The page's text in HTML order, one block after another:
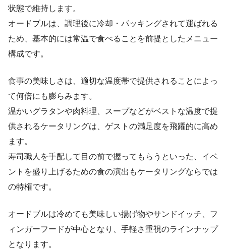
状態で維持します。
オードブルは、調理後に冷却・パッキングされて運ばれる
ため、基本的には常温で食べることを前提としたメニュー
構成です。
食事の美味しさは、適切な温度帯で提供されることによっ
て何倍にも膨らみます。
温かいグラタンや肉料理、スープなどがベストな温度で提
供されるケータリングは、ゲストの満足度を飛躍的に高め
ます。
寿司職人を手配して目の前で握ってもらうといった、イベ
ントを盛り上げるための食の演出もケータリングならでは
の特権です。
オードブルは冷めても美味しい揚げ物やサンドイッチ、フ
ィンガーフードが中心となり、手軽さ重視のラインナップ
となります。